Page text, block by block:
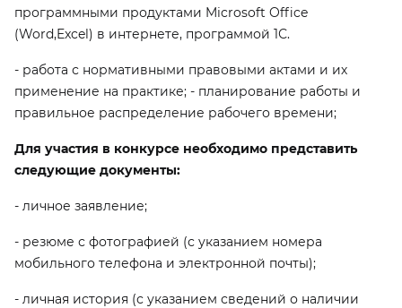
программными продуктами Microsoft Office
(Word,Excel) в интернете, программой 1С.
- работа с нормативными правовыми актами и их
применение на практике; - планирование работы и
правильное распределение рабочего времени;
Для участия в конкурсе необходимо представить
следующие документы:
- личное заявление;
- резюме с фотографией (с указанием номера
мобильного телефона и электронной почты);
- личная история (с указанием сведений о наличии